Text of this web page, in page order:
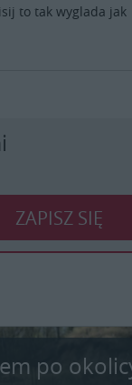
to tak wyglada jak
ZAPISZ SIĘ
po